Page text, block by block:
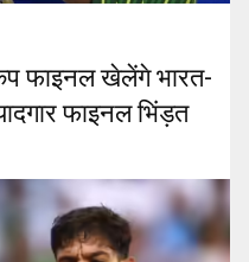
फाइनल खेलेंगे भारत-
फाइनल भिंड़त